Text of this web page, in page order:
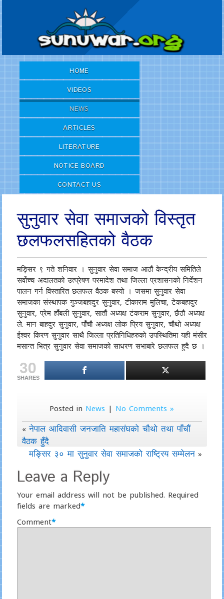
HOME
VIDEOS
NEWS
ARTICLES
LITERATURE
NOTICE BOARD
CONTACT US
सुनुवार सेवा समाजको विस्तृत
छलफलसहितको वैठक
मङ्सिर ९ गते शनिवार । सुनुवार सेवा समाज आठौं केन्द्रीय समितिले
सर्वोच्च अदालतको उत्प्रेषण परमादेश तथा जिल्ला प्रशासनको निर्देशन
पालन गर्न विस्तारित छलफल वैठक बस्यो । जसमा सुनुवार सेवा
समाजका संस्थापक गुञ्जबहादुर सुनुवार, टीकाराम मुलिचा, टेकबहादुर
सुनुवार, प्रेम हाँबली सुनुवार, सातौं अध्यक्ष टंकराम सुनुवार, छैठौ अध्यक्ष
ले. मान बाहदुर सुनुवार, पाँचौ अध्यक्ष लोक प्रिय सुनुवार, चौथो अध्यक्ष
ईश्वर किरण सुनुवार साथै जिल्ला प्रतिनिधिहरुको उपस्थितिमा यही मंसीर
मसान्त भित्र सुनुवार सेवा समाजको साधरण सभाबारे छलफल हुदै छ ।
30
SHARES
Posted in News | No Comments »
«नेपाल आदिवासी जनजाति महासंघको चौथो तथा पाँचौं
वैठक हुँदै
मङ्सिर ३० मा सुनुवार सेवा समाजको राष्ट्रिय सम्मेलन »
Leave a Reply
Your email address will not be published. Required
fields are marked*
Comment*